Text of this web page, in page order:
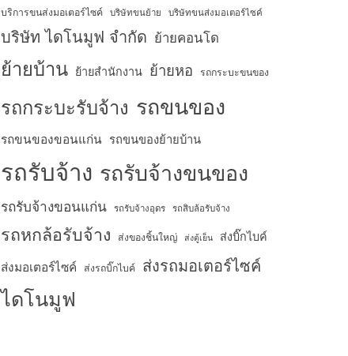
บริการขนส่งมอเตอร์ไซค์ บริษัทขนย้าย บริษัทขนส่งมอเตอร์ไซค์
บริษัท ไดโนมูฟ จำกัด ย้ายคอนโด
ย้ายบ้าน ย้ายสำนักงาน ย้ายหอ รถกระบะขนของ
รถกระบะรับจ้าง รถขนของ
รถขนของขอนแก่น รถขนของย้ายบ้าน
รถรับจ้าง รถรับจ้างขนของ
รถรับจ้างขอนแก่น รถรับจ้างอุดร รถสิบล้อรับจ้าง
รถหกล้อรับจ้าง ส่งของชิ้นใหญ่ ส่งตู้เย็น ส่งบิ๊กไบค์
ส่งมอเตอร์ไซค์ ส่งรถบิ๊กไบค์ ส่งรถมอเตอร์ไซค์
ไดโนมูฟ